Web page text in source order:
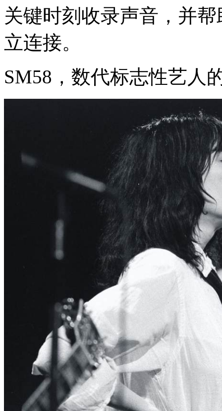
关键时刻收录声音，并
立连接。
SM58，数代标志性艺人